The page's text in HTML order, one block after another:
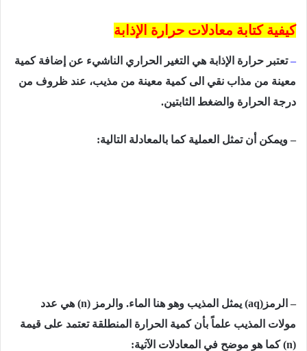
كيفية كتابة معادلات حرارة الإذابة
–تعتبر حرارة الإذابة ھي التغیر الحراري الناشيء عن إضافة كمیة
معینة من مذاب نقي الى كمیة معینة من مذیب، عند ظروف من
درجة الحرارة والضغط الثابتین.
– ویمكن أن تمثل العملیة كما بالمعادلة التالیة:
– الرمز (aq) يمثل المذيب وهو هنا الماء. والرمز (n) هي عدد
مولات المذيب علماً بأن كمية الحرارة المنطلقة تعتمد على قيمة
(n) كما هو موضح في المعادلات الآتية: